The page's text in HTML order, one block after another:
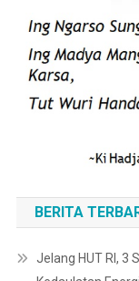
BERITA
Jelang HUT RI, 3